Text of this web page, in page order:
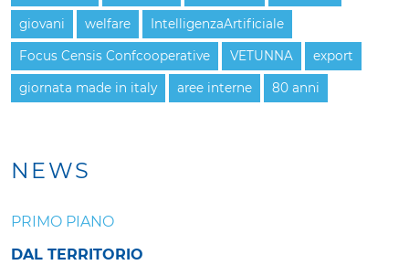
NEWS
PRIMO PIANO
DAL TERRITORIO
giovani welfare IntelligenzaArtificiale
Focus Censis Confcooperative VETUNNA export
giornata made in italy aree interne 80 anni